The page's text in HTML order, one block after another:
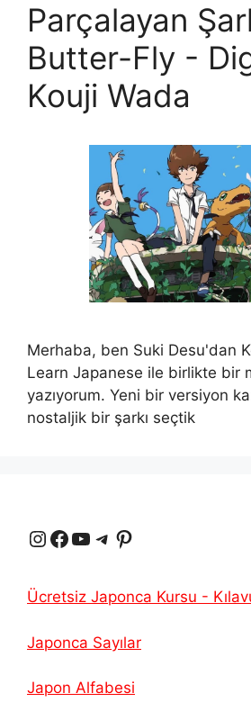
Parçalayan
Butter-Fly -
Kouji Wada
Merhaba, ben Suki Desu'dan
Learn Japanese ile birlikte bir
yazıyorum. Yeni bir versiyon
nostaljik bir şarkı seçtik
Instagram Facebook YouTube Telgraf Pinterest
Ücretsiz Japonca Kursu -
Japonca Sayılar
Japon Alfabesi